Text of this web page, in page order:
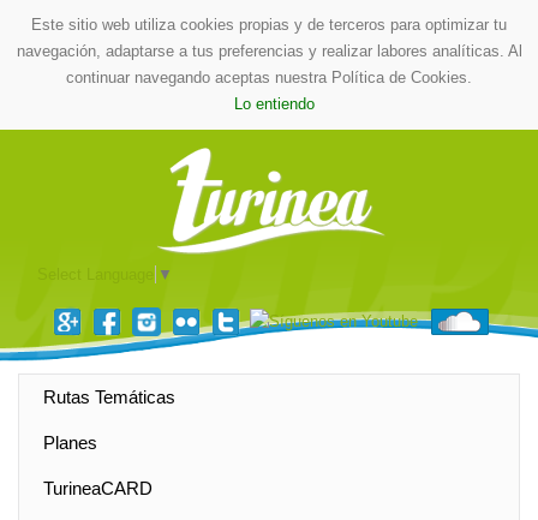
Este sitio web utiliza cookies propias y de terceros para optimizar tu
navegación, adaptarse a tus preferencias y realizar labores analíticas. Al
continuar navegando aceptas nuestra Política de Cookies.
Lo entiendo
▼
Rutas Temáticas
Planes
TurineaCARD